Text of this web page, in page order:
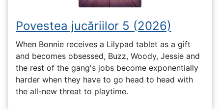
Povestea jucăriilor 5 (2026)
When Bonnie receives a Lilypad tablet as a gift
and becomes obsessed, Buzz, Woody, Jessie and
the rest of the gang's jobs become exponentially
harder when they have to go head to head with
the all-new threat to playtime.